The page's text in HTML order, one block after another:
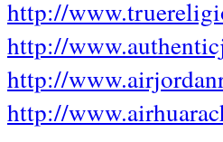
http://
http://
http://
http://